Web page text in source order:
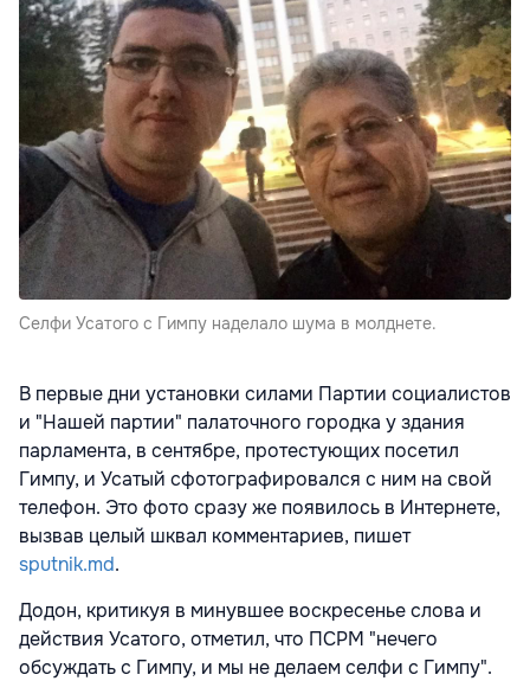
Селфи Усатого с Гимпу наделало шума в молднете.
В первые дни установки силами Партии социалистов
и "Нашей партии" палаточного городка у здания
парламента, в сентябре, протестующих посетил
Гимпу, и Усатый сфотографировался с ним на свой
телефон. Это фото сразу же появилось в Интернете,
вызвав целый шквал комментариев, пишет
sputnik.md.
Додон, критикуя в минувшее воскресенье слова и
действия Усатого, отметил, что ПСРМ "нечего
обсуждать с Гимпу, и мы не делаем селфи с Гимпу".